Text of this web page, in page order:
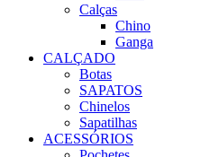
Calças
Chino
Ganga
CALÇADO
Botas
SAPATOS
Chinelos
Sapatilhas
ACESSÓRIOS